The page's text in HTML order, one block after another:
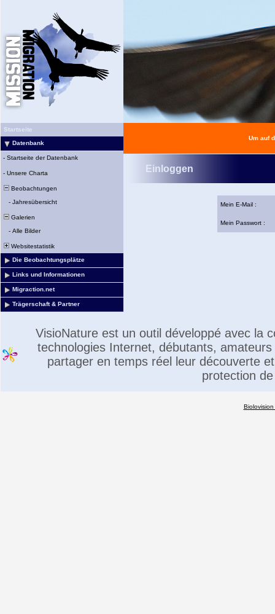
Startseite
Datenbank
- Startseite der Datenbank
- Unsere Charta
Beobachtungen
- Jahresübersicht
Galerien
- Alle Bilder
Websitestatistik
Die Beobachtungsplätze
Links und Informationen
Migraction.net
Trägerschaft & Partner
Um auf
Einloggen
Mein E-Mail :
Mein Passwort :
VisioNature est un outil développé avec la
technologies Internet, débutants,
partager en temps réel leur découverte
protection
Biolovision